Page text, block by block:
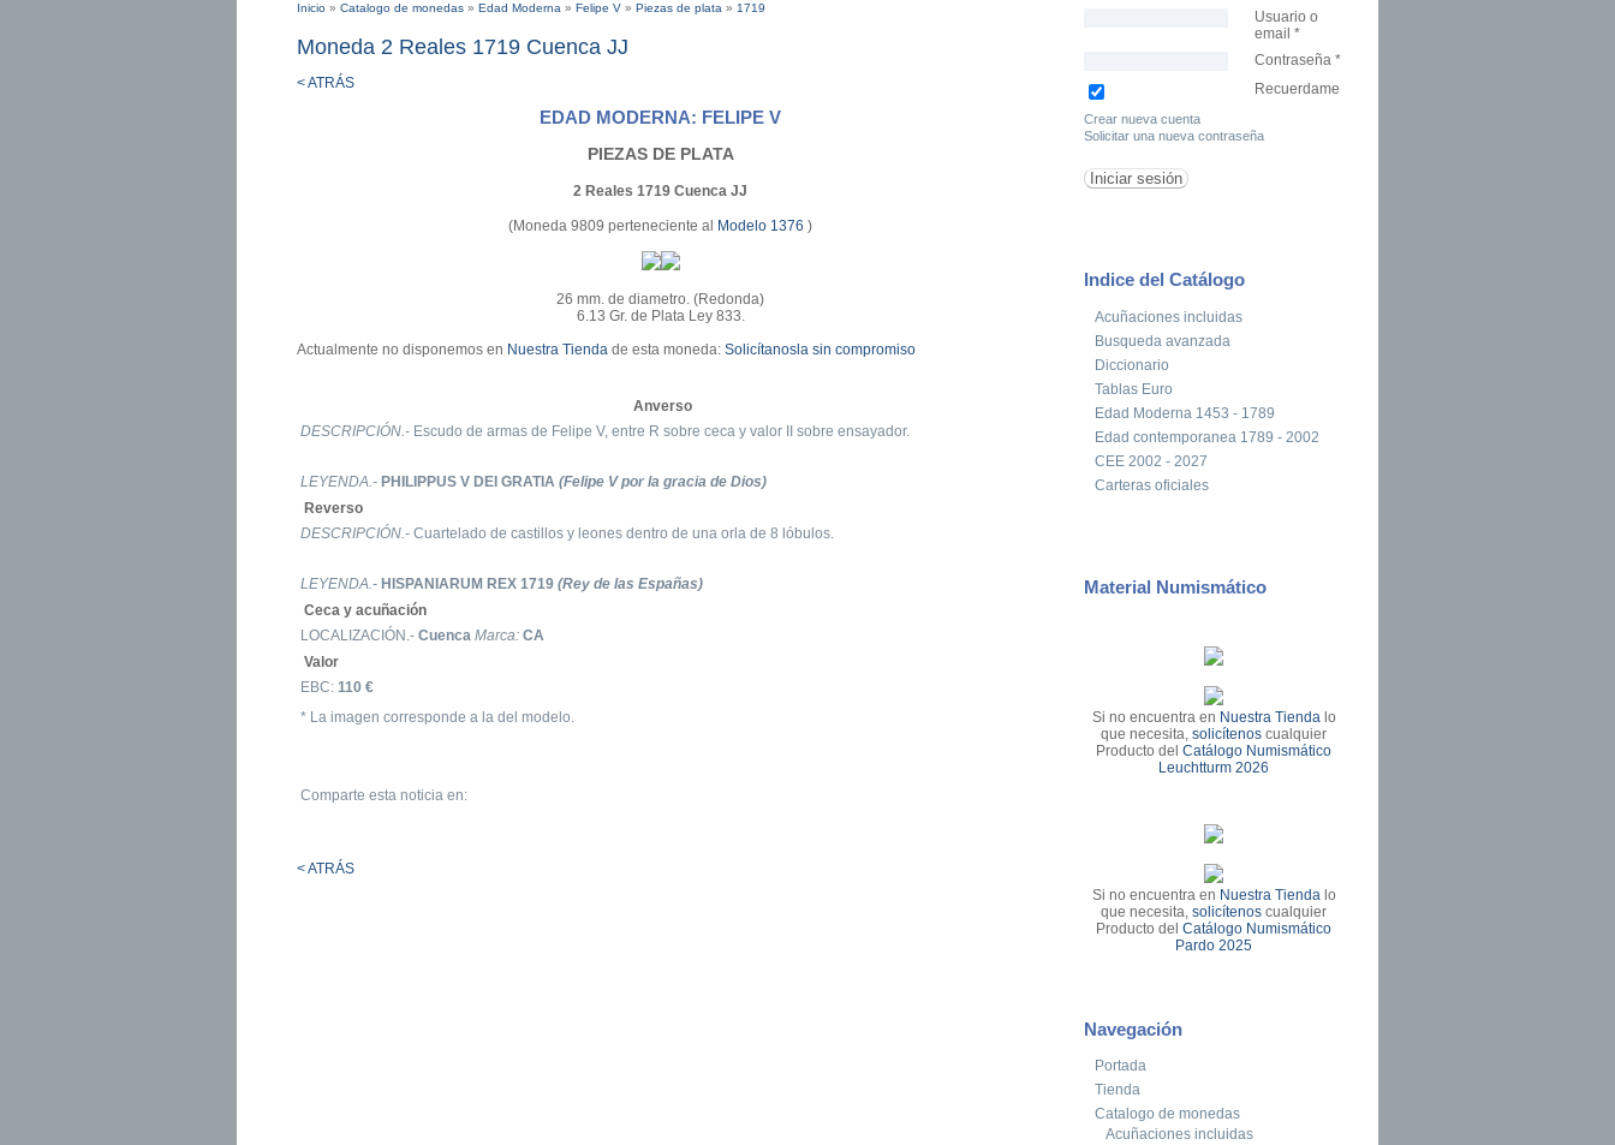
Inicio » Catalogo de monedas » Edad Moderna » Felipe V » Piezas de plata » 1719
Moneda 2 Reales 1719 Cuenca JJ
< ATRÁS
EDAD MODERNA: FELIPE V
PIEZAS DE PLATA
2 Reales 1719 Cuenca JJ
(Moneda 9809 perteneciente al Modelo 1376 )
26 mm. de diametro. (Redonda)
6.13 Gr. de Plata Ley 833.
Actualmente no disponemos en Nuestra Tienda de esta moneda: Solicítanosla sin compromiso
Anverso
DESCRIPCIÓN.- Escudo de armas de Felipe V, entre R sobre ceca y valor II sobre ensayador.
LEYENDA.- PHILIPPUS V DEI GRATIA (Felipe V por la gracia de Dios)
Reverso
DESCRIPCIÓN.- Cuartelado de castillos y leones dentro de una orla de 8 lóbulos.
LEYENDA.- HISPANIARUM REX 1719 (Rey de las Españas)
Ceca y acuñación
LOCALIZACIÓN.- Cuenca Marca: CA
Valor
EBC: 110 €
* La imagen corresponde a la del modelo.
Comparte esta noticia en:
< ATRÁS
Usuario o
email *
Contraseña *
Recuerdame
Crear nueva cuenta
Solicitar una nueva contraseña
Indice del Catálogo
Acuñaciones incluidas
Busqueda avanzada
Diccionario
Tablas Euro
Edad Moderna 1453 - 1789
Edad contemporanea 1789 - 2002
CEE 2002 - 2027
Carteras oficiales
Material Numismático
Si no encuentra en Nuestra Tienda lo
que necesita,solicítenos cualquier
Producto delCatálogo Numismático
Leuchtturm 2026
Si no encuentra en Nuestra Tienda lo
que necesita,solicítenos cualquier
Producto delCatálogo Numismático
Pardo 2025
Navegación
Portada
Tienda
Catalogo de monedas
Acuñaciones incluidas